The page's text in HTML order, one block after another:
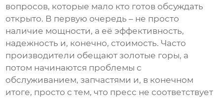
вопросов, которые мало кто готов обсуждать
открыто. В первую очередь – не просто
наличие мощности, а её эффективность,
надежность и, конечно, стоимость. Часто
производители обещают золотые горы, а
потом начинаются проблемы с
обслуживанием, запчастями и, в конечном
итоге, просто с тем, что пресс не соответствует